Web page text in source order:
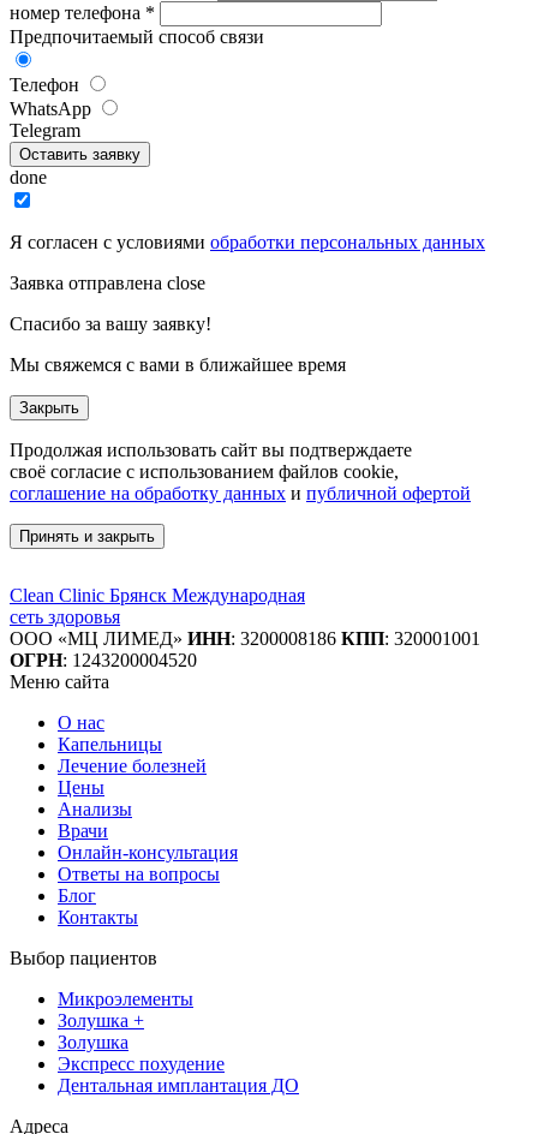
номер телефона *
Предпочитаемый способ связи
Телефон
WhatsApp
Telegram
Оставить заявку
done
Я согласен с условиями обработки персональных данных
Заявка отправлена close
Спасибо за вашу заявку!
Мы свяжемся с вами в ближайшее время
Закрыть
Продолжая использовать сайт вы подтверждаете
своё согласие с использованием файлов cookie,
соглашение на обработку данных и публичной офертой
Принять и закрыть
Clean Clinic Брянск Международная
сеть здоровья
ООО «МЦ ЛИМЕД» ИНН: 3200008186 КПП: 320001001
ОГРН: 1243200004520
Меню сайта
О нас
Капельницы
Лечение болезней
Цены
Анализы
Врачи
Онлайн-консультация
Ответы на вопросы
Блог
Контакты
Выбор пациентов
Микроэлементы
Золушка +
Золушка
Экспресс похудение
Дентальная имплантация ДО
Адреса